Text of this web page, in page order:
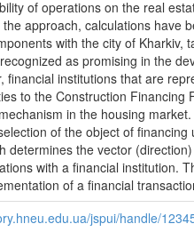
of operations on the real
approach, calculations have
with the city of Kharkiv,
as promising in the
financial institutions that are
to the Construction Financing
in the housing
of the object of financing
determines the vector
with a financial institution.
of a financial
jspui/handle/